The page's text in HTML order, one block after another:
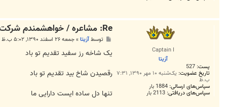
Captain I
آزیتا
پست: 527
تاریخ عضویت: یک‌شنبه ۱۰ مهر ۱۳۹۰, ۷:۳۱
ب.ظ
سپاس‌های ارسالی: 1884 بار
سپاس‌های دریافتی: 2113 بار
Re: مشاعره / خواهشمندم شرکت بفرماييد.
ت
توسطآزیتا»جمعه ۲۶ اسفند ۱۳۹۰, ۵:۰۲ ب.ظ
یک شاخه رز سفید تقدیم تو باد
رقصیدن شاخ بید تقدیم تو باد
تنها دل ساده ایست دارایی ما